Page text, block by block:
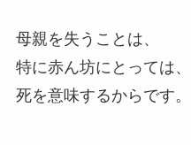
母親を失うことは、
特に赤ん坊にとっては、
死を意味するからです。